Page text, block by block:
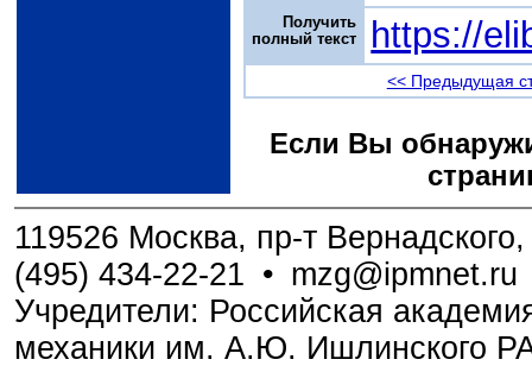
Получить
полный текст
https://
<< Предыдущая
Если Вы
119526 Москва, пр-т
(495) 434-22-21 • mzg@ipmnet.ru
Учредители: Российская
механики им. А.Ю. Ишлинского